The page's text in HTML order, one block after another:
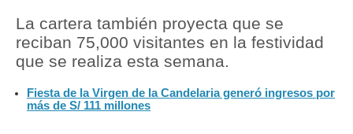
Política
Tu Dinero
Inmobiliarias
La cartera también proyecta que se
reciban 75,000 visitantes en la festividad
que se realiza esta semana.
Fiesta de la Virgen de la Candelaria generó ingresos por
más de S/ 111 millones